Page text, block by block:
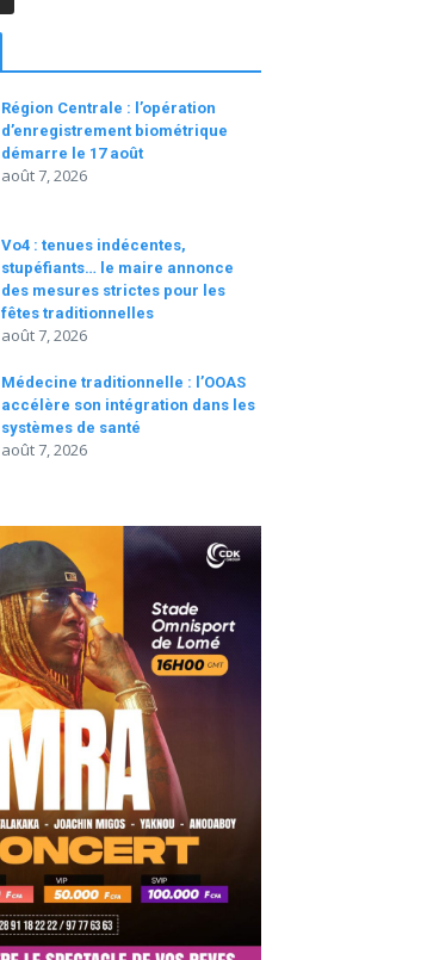
Région Centrale : l’opération
d’enregistrement biométrique
démarre le 17 août
août 7, 2026
Vo4 : tenues indécentes,
stupéfiants… le maire annonce
des mesures strictes pour les
fêtes traditionnelles
août 7, 2026
Médecine traditionnelle : l’OOAS
accélère son intégration dans les
systèmes de santé
août 7, 2026